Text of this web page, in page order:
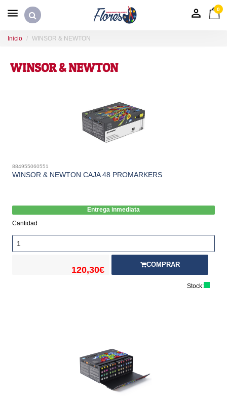
0
Inicio WINSOR & NEWTON
WINSOR & NEWTON
884955060551
WINSOR & NEWTON CAJA 48 PROMARKERS
Entrega inmediata
Cantidad
120,30€
COMPRAR
Stock: